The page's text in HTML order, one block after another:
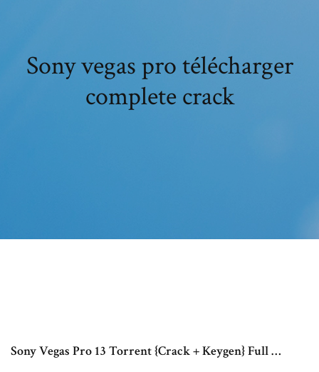
Sony vegas pro télécharger
complete crack
Sony Vegas Pro 13 Torrent {Crack + Keygen} Full …